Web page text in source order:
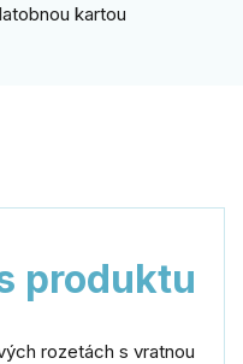
kartou
produktu
rozetách s vratnou